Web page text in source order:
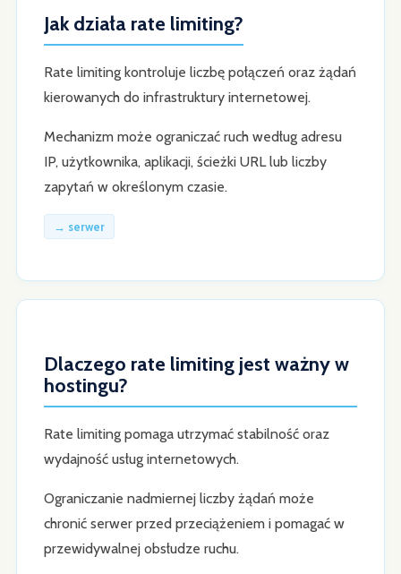
Jak działa rate limiting?
Rate limiting kontroluje liczbę połączeń oraz żądań
kierowanych do infrastruktury internetowej.
Mechanizm może ograniczać ruch według adresu
IP, użytkownika, aplikacji, ścieżki URL lub liczby
zapytań w określonym czasie.
→ serwer
Dlaczego rate limiting jest ważny w
hostingu?
Rate limiting pomaga utrzymać stabilność oraz
wydajność usług internetowych.
Ograniczanie nadmiernej liczby żądań może
chronić serwer przed przeciążeniem i pomagać w
przewidywalnej obsłudze ruchu.